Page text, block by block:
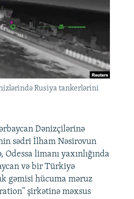
Rusiya tankerlərini
Dənizçilərinə
sədri İlham Nəsirovun
Odessa limanı yaxınlığında
və bir Türkiyə
gəmisi hücuma məruz
şirkətinə məxsus